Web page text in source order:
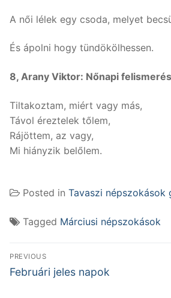
A női lélek egy csoda, melyet
És ápolni hogy tündökölhessen.
8, Arany Viktor: Nőnapi felismerés
Tiltakoztam, miért vagy más,
Távol éreztelek tőlem,
Rájöttem, az vagy,
Mi hiányzik belőlem.
Posted in Tavaszi népszokások
Tagged Márciusi népszokások
Bejegyzés
navigáció
PREVIOUS
Previous
Februári jeles napok